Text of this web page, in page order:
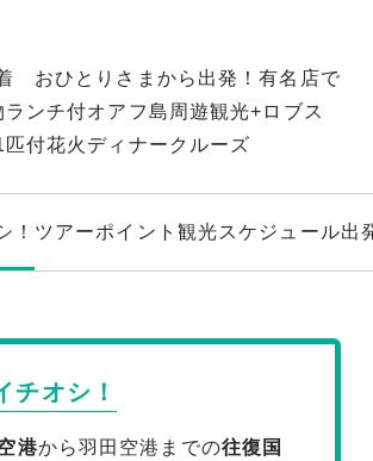
おひとりさまから出発！有名店で
ンチ付オアフ島周遊観光+ロブス
匹付花火ディナークルーズ
！ ツアーポイント 観光スケジュール出
チオシ！
港から羽田空港までの往復国